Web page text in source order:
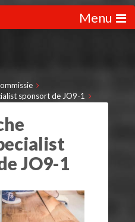
Menu
sponsort de JO9-1
JO9-1